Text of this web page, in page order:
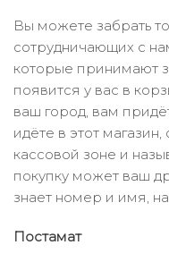
Вы можете забрать
сотрудничающих с
которые принимают
появится у вас в
ваш город, вам
идёте в этот
кассовой зоне и
покупку может ваш
знает номер и имя,
Постамат